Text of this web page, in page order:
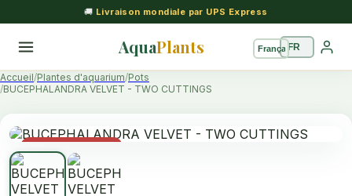
🚚 Livraison mondiale par UPS Express
AquaPlants
Accueil Plantes d'aquarium Pots
BUCEPHALANDRA VELVET - TWO CUTTINGS